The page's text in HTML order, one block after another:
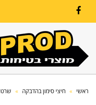
Facebook
ראשי » חיצי סימון בהדבקה »